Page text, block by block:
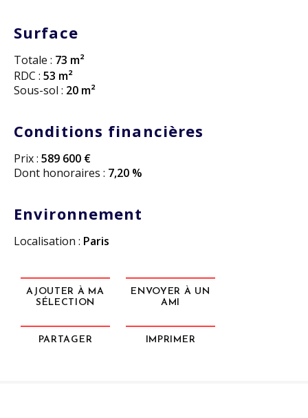
Surface
Totale : 73 m²
RDC : 53 m²
Sous-sol : 20 m²
Conditions financières
Prix : 589 600 €
Dont honoraires : 7,20 %
Environnement
Localisation : Paris
AJOUTER À MA
SÉLECTION
ENVOYER À UN
AMI
PARTAGER IMPRIMER